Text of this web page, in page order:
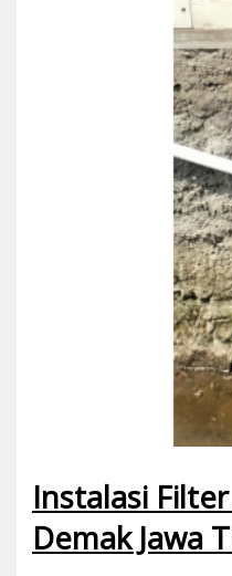
Instalasi
Demak Jawa